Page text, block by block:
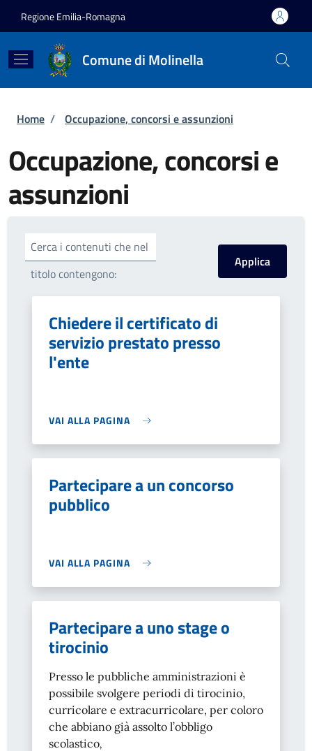
Regione Emilia-Romagna
Comune di Molinella
Briciole di pane
Home / Occupazione, concorsi e assunzioni
Occupazione, concorsi e
assunzioni
Cerca i contenuti che nel
titolo contengono:
Chiedere il certificato di
servizio prestato presso
l'ente
VAI ALLA PAGINA
Partecipare a un concorso
pubblico
VAI ALLA PAGINA
Partecipare a uno stage o
tirocinio
Presso le pubbliche amministrazioni è
possibile svolgere periodi di tirocinio,
curricolare e extracurricolare, per coloro
che abbiano già assolto l’obbligo
scolastico,